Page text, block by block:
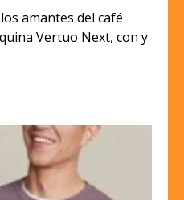
amantes del café
Vertuo Next, con y